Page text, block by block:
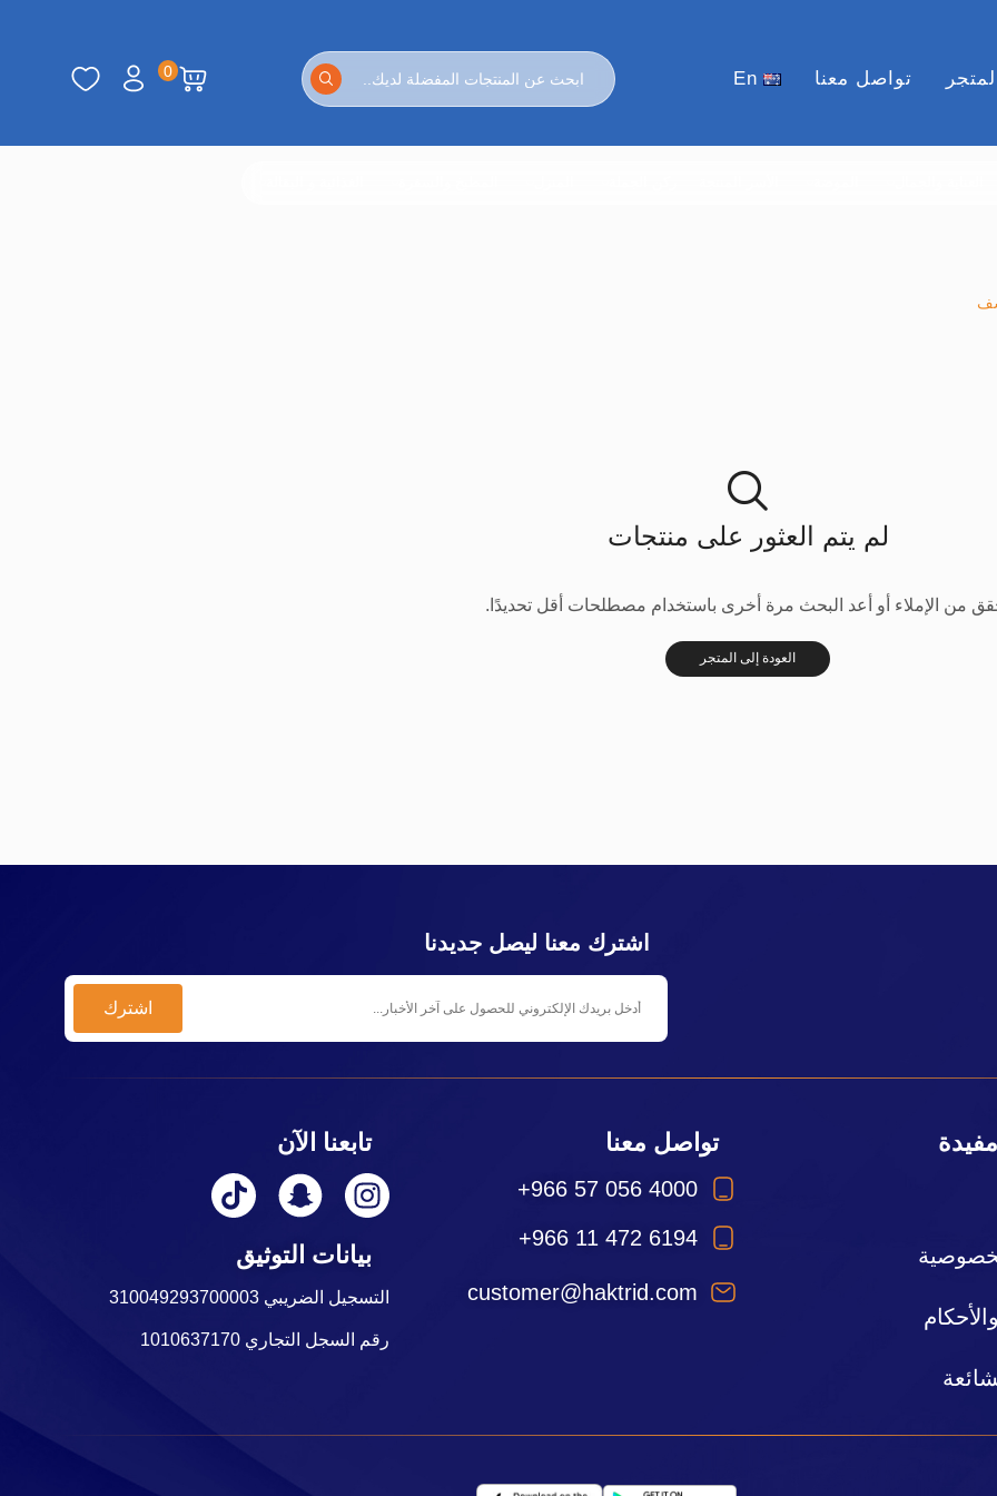
تواصل معنا En
0
لم يتم العثور على منتجات
من الإملاء أو أعد البحث مرة أخرى باستخدام مصطلحات أقل تحديدًا.
العودة إلى المتجر
اشترك معنا ليصل جديدنا
تواصل معنا
+966 57 056 4000
+966 11 472 6194
customer@haktrid.com
تابعنا الآن
بيانات التوثيق
التسجيل الضريبي 310049293700003
رقم السجل التجاري 1010637170